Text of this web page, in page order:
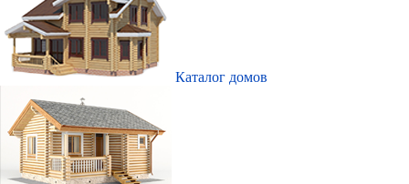
Каталог домов